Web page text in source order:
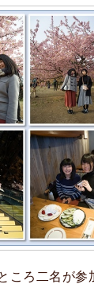
ころ二名が参